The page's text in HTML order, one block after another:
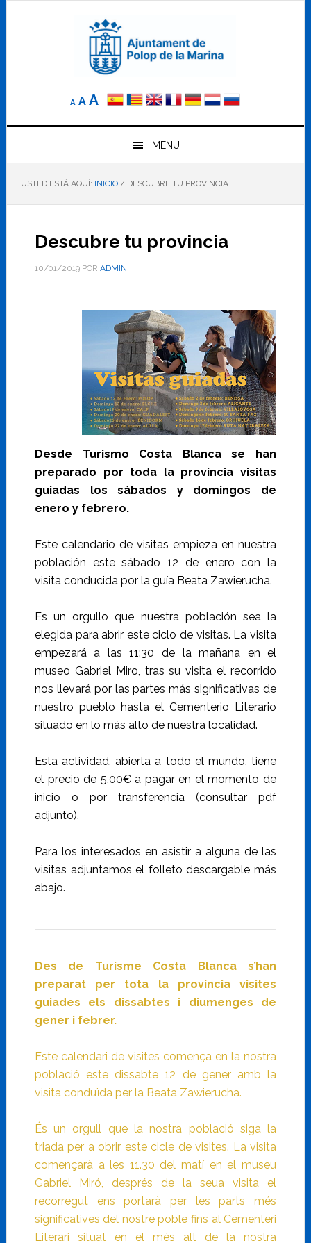
A
Reducir
elA Tamaño
AAumentar
el
tamaño
letra
MENU
USTED ESTÁ AQUÍ: INICIO /DESCUBRE TU PROVINCIA
Descubre tu provincia
10/01/2019POR ADMIN
Desde Turismo Costa Blanca se han
preparado por toda la provincia visitas
guiadas los sábados y domingos de
enero y febrero.
Este calendario de visitas empieza en nuestra
población este sábado 12 de enero con la
visita conducida por la guía Beata Zawierucha.
Es un orgullo que nuestra población sea la
elegida para abrir este ciclo de visitas. La visita
empezará a las 11:30 de la mañana en el
museo Gabriel Miro, tras su visita el recorrido
nos llevará por las partes más significativas de
nuestro pueblo hasta el Cementerio Literario
situado en lo más alto de nuestra localidad.
Esta actividad, abierta a todo el mundo, tiene
el precio de 5,00€ a pagar en el momento de
inicio o por transferencia (consultar pdf
adjunto).
Para los interesados en asistir a alguna de las
visitas adjuntamos el folleto descargable más
abajo.
Des de Turisme Costa Blanca s’han
preparat per tota la província visites
guiades els dissabtes i diumenges de
gener i febrer.
Este calendari de visites comença en la nostra
població este dissabte 12 de gener amb la
visita conduïda per la Beata Zawierucha.
És un orgull que la nostra població siga la
triada per a obrir este cicle de visites. La visita
començarà a les 11.30 del matí en el museu
Gabriel Miró, després de la seua visita el
recorregut ens portarà per les parts més
significatives del nostre poble fins al Cementeri
Literari situat en el més alt de la nostra